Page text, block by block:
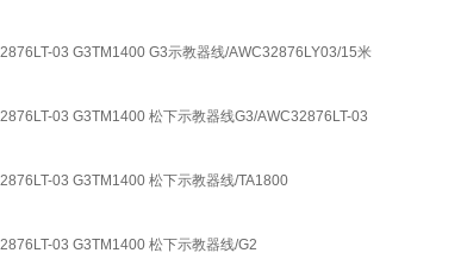
03 G3TM1400 G3示教器线/AWC32876LY03/15米
03 G3TM1400 松下示教器线G3/AWC32876LT-03
03 G3TM1400 松下示教器线/TA1800
03 G3TM1400 松下示教器线/G2